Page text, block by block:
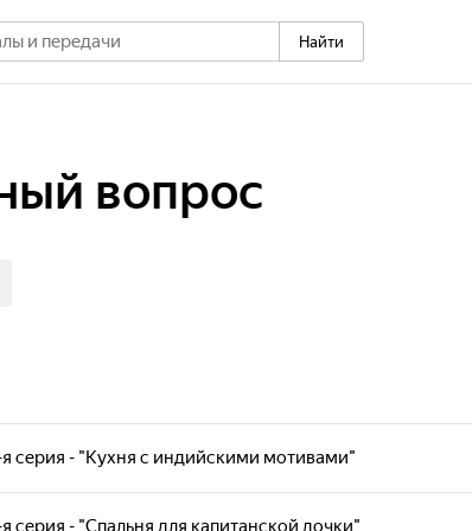
Найти
вопрос
я серия - "Кухня с индийскими мотивами"
программы наша команда вместе с известными дизайнерами,
серия - "Спальня для капитанской дочки"